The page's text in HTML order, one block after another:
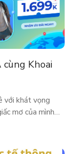
Khoai
với khát vọng
mơ của mình
mà anh phải
ý chí kiên định,